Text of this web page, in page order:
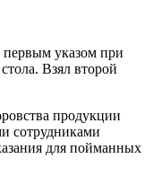
указом при
Взял второй
продукции
сотрудниками
для пойманных